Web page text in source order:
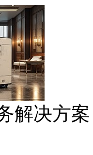
解决方案